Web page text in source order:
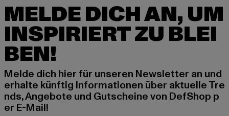
MELDE DICH AN, UM
INSPIRIERT ZU BLEI
BEN!
Melde dich hier für unseren Newsletter an und
erhalte künftig Informationen über aktuelle Tre
nds, Angebote und Gutscheine von DefShop p
er E-Mail!